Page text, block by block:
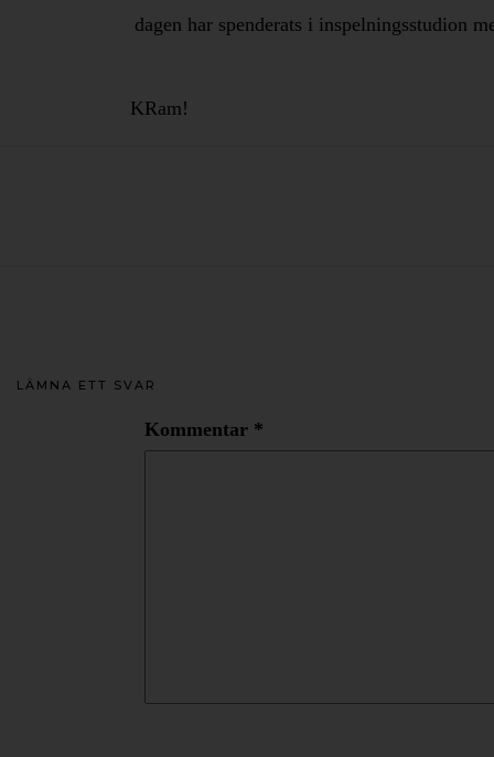
dagen har spenderats i inspelningsstudion
KRam!
LÄMNA ETT SVAR
Kommentar *